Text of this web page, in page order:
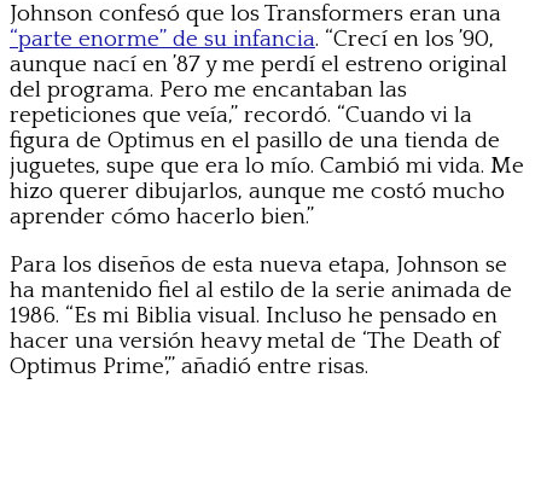
Johnson confesó que los Transformers eran una
“parte enorme” de su infancia. “Crecí en los ’90,
aunque nací en ’87 y me perdí el estreno original
del programa. Pero me encantaban las
repeticiones que veía,” recordó. “Cuando vi la
figura de Optimus en el pasillo de una tienda de
juguetes, supe que era lo mío. Cambió mi vida. Me
hizo querer dibujarlos, aunque me costó mucho
aprender cómo hacerlo bien.”
Para los diseños de esta nueva etapa, Johnson se
ha mantenido fiel al estilo de la serie animada de
1986. “Es mi Biblia visual. Incluso he pensado en
hacer una versión heavy metal de ‘The Death of
Optimus Prime’,” añadió entre risas.